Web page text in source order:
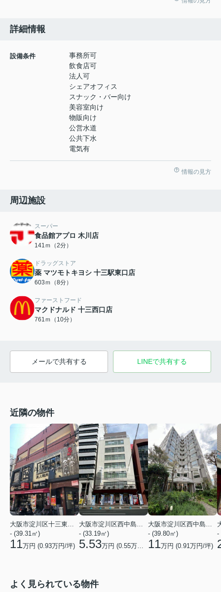
詳細情報
設備条件
事務所可
飲食店可
法人可
シェアオフィス
スナック・バー向け
美容室向け
物販向け
公営水道
公共下水
電気有
情報の見方
周辺施設
スーパー
食品館アプロ 木川店
141ｍ（2分）
ドラッグストア
薬 マツモトキヨシ 十三駅東口店
603ｍ（8分）
ファーストフード
マクドナルド 十三西口店
761ｍ（10分）
メールで共有する LINEで共有する
近隣の物件
大阪市淀川区十三東２丁目
- (39.31㎡)
11万円 (0.93万円/坪)
大阪市淀川区西中島３丁目
- (33.19㎡)
5.53万円 (0.55万円/坪)
大阪市淀川区西中島６丁目
- (39.80㎡)
11万円 (0.91万円/坪)
-
よく見られている物件